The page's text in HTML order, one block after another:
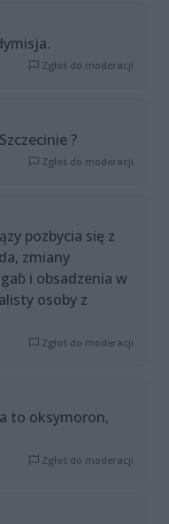
Zgłoś do moderacji
?
Zgłoś do moderacji
pozbycia się z
zmiany
i obsadzenia w
osoby z
Zgłoś do moderacji
to oksymoron,
Zgłoś do moderacji